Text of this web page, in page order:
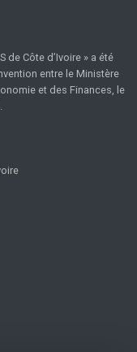
de Côte d’Ivoire » a été
entre le Ministère
et des Finances, le